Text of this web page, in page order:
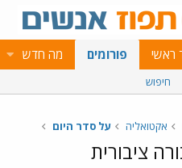
ראשי פורומים מה חדש
חיפוש
אקטואליה על סדר היום
ציבורית